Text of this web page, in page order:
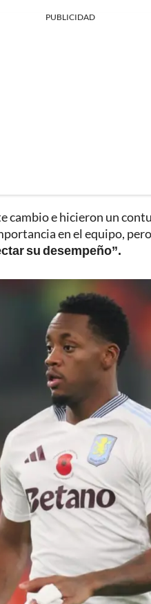
PUBLICIDAD
cambio e hicieron un
en el equipo,
su desempeño”.